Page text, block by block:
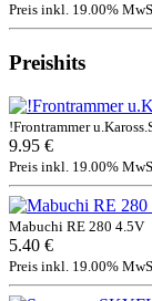
Preis inkl. 19.00%
Preishits
!Frontrammer
9.95 €
Preis inkl. 19.00%
Mabuchi RE 280 4.5V
5.40 €
Preis inkl. 19.00%